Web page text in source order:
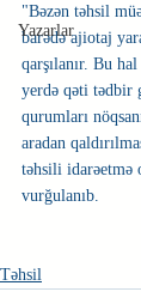
Yazarlar
"Bəzən təhsil
barədə ajiotaj
qarşılanır. Bu
yerdə qəti tədbir
qurumları
aradan
təhsili idarəetmə
vurğulanıb.
Təhsil